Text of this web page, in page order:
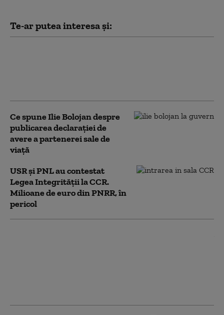
Te-ar putea interesa și:
Ce spune Ilie Bolojan despre
publicarea declarației de
avere a partenerei sale de
viață
USR și PNL au contestat
Legea Integrității la CCR.
Milioane de euro din PNRR, în
pericol